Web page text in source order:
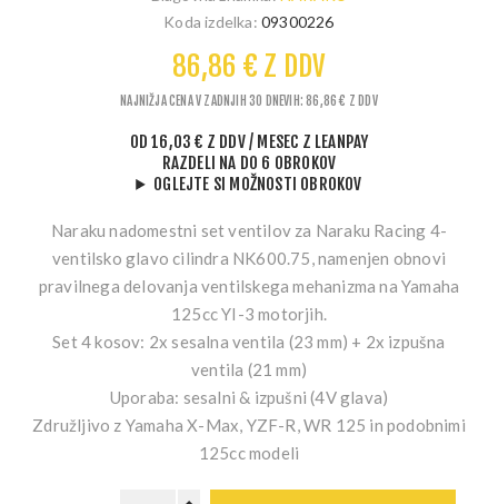
Koda izdelka: 09300226
86,86 € Z DDV
NAJNIŽJA CENA V ZADNJIH 30 DNEVIH: 86,86 € Z DDV
OD 16,03 € Z DDV/ MESEC Z LEANPAY
RAZDELI NA DO 6 OBROKOV
OGLEJTE SI MOŽNOSTI OBROKOV
Naraku nadomestni set ventilov za Naraku Racing 4-
ventilsko glavo cilindra NK600.75, namenjen obnovi
pravilnega delovanja ventilskega mehanizma na Yamaha
125cc YI-3 motorjih.
Set 4 kosov: 2x sesalna ventila (23 mm) + 2x izpušna
ventila (21 mm)
Uporaba: sesalni & izpušni (4V glava)
Združljivo z Yamaha X-Max, YZF-R, WR 125 in podobnimi
125cc modeli